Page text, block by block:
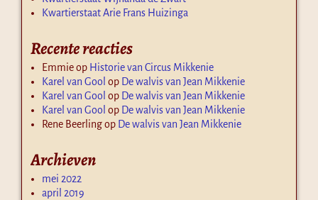
Kwartierstaat Arie Frans Huizinga
Recente reacties
Emmieop Historie van Circus Mikkenie
Karel van Gool op De walvis van Jean Mikkenie
Karel van Gool op De walvis van Jean Mikkenie
Karel van Gool op De walvis van Jean Mikkenie
Rene Beerlingop De walvis van Jean Mikkenie
Archieven
mei 2022
april 2019